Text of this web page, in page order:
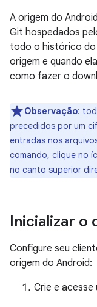
A origem do
Git hospedados
todo o histórico do
origem e quando
como fazer o
Observação:
precedidos por um
entradas nos
comando, clique no
no canto superior
Inicializar o
Configure seu
origem do Android:
Crie e